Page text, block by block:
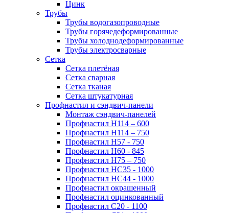
Цинк
Трубы
Трубы водогазопроводные
Трубы горячедеформированные
Трубы холоднодеформированные
Трубы электросварные
Сетка
Сетка плетёная
Сетка сварная
Сетка тканая
Сетка штукатурная
Профнастил и сэндвич-панели
Монтаж сэндвич-панелей
Профнастил Н114 – 600
Профнастил Н114 – 750
Профнастил Н57 - 750
Профнастил Н60 - 845
Профнастил Н75 – 750
Профнастил НС35 - 1000
Профнастил НС44 - 1000
Профнастил окрашенный
Профнастил оцинкованный
Профнастил С20 - 1100